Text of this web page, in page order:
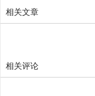
相关文章
相关评论